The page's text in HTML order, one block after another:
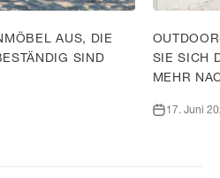
AUS, DIE
SIND
SIE SICH
MEHR
17. Juni